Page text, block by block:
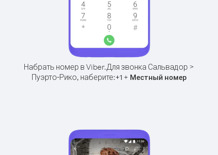
Набрать номер в Viber.Для звонка Сальвадор >
Пуэрто-Рико, наберите:+1+ Местный номер